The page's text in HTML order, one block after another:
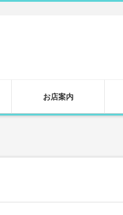
お店案内